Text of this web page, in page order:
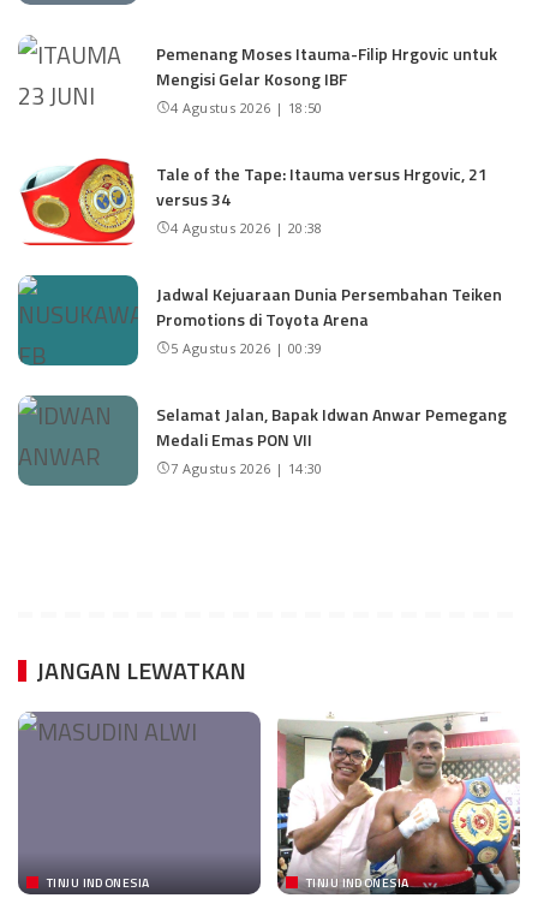
Pemenang Moses Itauma-Filip Hrgovic untuk
Mengisi Gelar Kosong IBF
4 Agustus 2026 | 18:50
Tale of the Tape: Itauma versus Hrgovic, 21
versus 34
4 Agustus 2026 | 20:38
Jadwal Kejuaraan Dunia Persembahan Teiken
Promotions di Toyota Arena
5 Agustus 2026 | 00:39
Selamat Jalan, Bapak Idwan Anwar Pemegang
Medali Emas PON VII
7 Agustus 2026 | 14:30
JANGAN LEWATKAN
TINJU INDONESIA TINJU INDONESIA